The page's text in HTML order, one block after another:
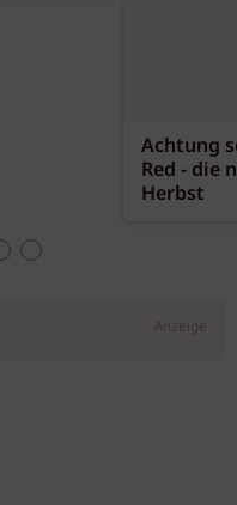
Achtung
Red - die
Herbst
Anzeige